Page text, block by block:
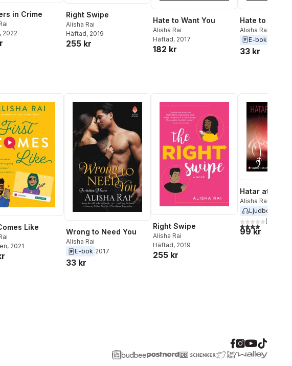
in Crime
, 2022
Right Swipe
Alisha Rai
Häftad, 2019
255 kr
Hate to Want You
Alisha Rai
Häftad, 2017
182 kr
Hate to Want
Alisha Rai
E-bok
33 kr
Like
, 2021
Wrong to Need You
Alisha Rai
E-bok 2017
33 kr
Right Swipe
Alisha Rai
Häftad, 2019
255 kr
Hatar att
Alisha Rai
Ljudbok
3,9utav 5(
99 kr